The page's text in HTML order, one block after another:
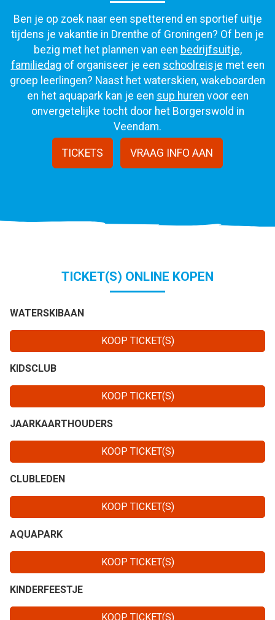
Ben je op zoek naar een spetterend en sportief uitje
tijdens je vakantie in Drenthe of Groningen? Of ben je
bezig met het plannen van een bedrijfsuitje,
familiedag of organiseer je een schoolreisje met een
groep leerlingen? Naast het waterskien, wakeboarden
en het aquapark kan je een sup huren voor een
onvergetelijke tocht door het Borgerswold in
Veendam.
TICKETS VRAAG INFO AAN
TICKET(S) ONLINE KOPEN
WATERSKIBAAN
KOOP TICKET(S)
KIDSCLUB
KOOP TICKET(S)
JAARKAARTHOUDERS
KOOP TICKET(S)
CLUBLEDEN
KOOP TICKET(S)
AQUAPARK
KOOP TICKET(S)
KINDERFEESTJE
KOOP TICKET(S)